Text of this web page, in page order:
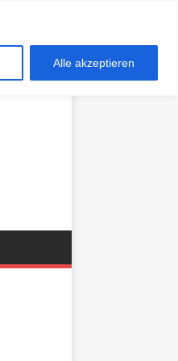
Alle akzeptieren